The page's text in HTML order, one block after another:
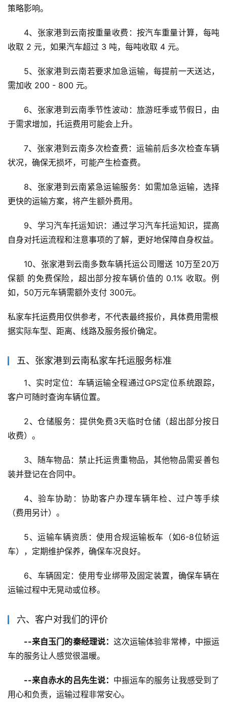
策略影响。
4、张家港到云南按重量收费：按汽车重量计算，每吨
收取 2 元，如果汽车超过 3 吨，每吨收取 4 元。
5、张家港到云南若要求加急运输，每提前一天送达，
需加收 200 - 800 元。
6、张家港到云南季节性波动：旅游旺季或节假日，由
于需求增加，托运费用可能会上升。
7、张家港到云南多次检查费：运输前后多次检查车辆
状况，确保无损坏，可能产生检查费。
8、张家港到云南紧急运输服务：如需加急运输，选择
更快的运输方案，将产生额外费用。
9、学习汽车托运知识：通过学习汽车托运知识，提高
自身对托运流程和注意事项的了解，更好地保障自身权益。
10、张家港到云南多数车辆托运公司赠送 10万至20万
保额 的免费保险，超出部分按车辆价值的 0.1% 收取。例
如，50万元车辆需额外支付 300元。
私家车托运费用仅供参考，不代表最终报价，具体费用需根
据实际车型、距离、线路及服务报价确定。
五、张家港到云南私家车托运服务标准
1、实时定位：车辆运输全程通过GPS定位系统跟踪，
客户可随时查询车辆位置。
2、仓储服务：提供免费3天临时仓储（超出部分按日
收费）。
3、随车物品：禁止托运贵重物品，其他物品需妥善包
装并登记在合同中。
4、验车协助：协助客户办理车辆年检、过户等手续
（费用另计）。
5、运输车辆资质：使用合规运输板车（如6-8位轿运
车），定期维护保养，确保车况良好。
6、车辆固定：使用专业绑带及固定装置，确保车辆在
运输过程中无晃动或位移。
六、客户对我们的评价
--来自玉门的秦经理说： 这次运输体验非常棒，中振运
车的服务让人感觉很温暖。
--来自赤水的吕先生说： 中振运车的服务让我感受到了
用心和负责，运输过程非常安心。